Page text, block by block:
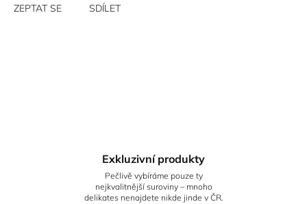
ZEPTAT SE SDÍLET
Exkluzivní produkty
Pečlivě vybíráme pouze ty
nejkvalitnější suroviny – mnoho
delikates nenajdete nikde jinde v ČR.